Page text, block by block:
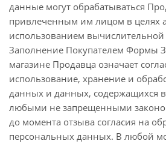
данные могут обрабатываться
привлеченным им лицом в целях
использованием вычислительной
Заполнение Покупателем Формы
магазине Продавца означает
использование, хранение и
данных и данных, содержащихся
любыми не запрещенными
до момента отзыва согласия на
персональных данных. В любой